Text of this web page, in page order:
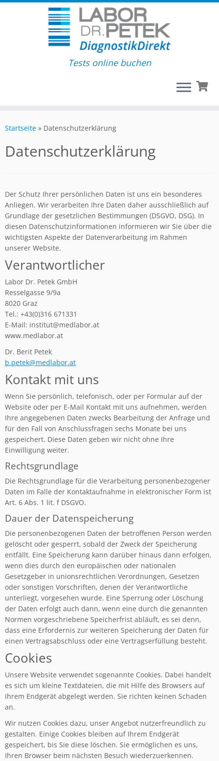
Tests online buchen
Startseite » Datenschutzerklärung
Datenschutzerklärung
Der Schutz Ihrer persönlichen Daten ist uns ein besonderes
Anliegen. Wir verarbeiten Ihre Daten daher ausschließlich auf
Grundlage der gesetzlichen Bestimmungen (DSGVO, DSG). In
diesen Datenschutzinformationen informieren wir Sie über die
wichtigsten Aspekte der Datenverarbeitung im Rahmen
unserer Website.
Verantwortlicher
Labor Dr. Petek GmbH
Resselgasse 9/9a
8020 Graz
Tel.: +43(0)316 671331
E-Mail: institut@medlabor.at
www.medlabor.at
Dr. Berit Petek
b.petek@medlabor.at
Kontakt mit uns
Wenn Sie persönlich, telefonisch, oder per Formular auf der
Website oder per E-Mail Kontakt mit uns aufnehmen, werden
Ihre angegebenen Daten zwecks Bearbeitung der Anfrage und
für den Fall von Anschlussfragen sechs Monate bei uns
gespeichert. Diese Daten geben wir nicht ohne Ihre
Einwilligung weiter.
Rechtsgrundlage
Die Rechtsgrundlage für die Verarbeitung personenbezogener
Daten im Falle der Kontaktaufnahme in elektronischer Form ist
Art. 6 Abs. 1 lit. f DSGVO.
Dauer der Datenspeicherung
Die personenbezogenen Daten der betroffenen Person werden
gelöscht oder gesperrt, sobald der Zweck der Speicherung
entfällt. Eine Speicherung kann darüber hinaus dann erfolgen,
wenn dies durch den europäischen oder nationalen
Gesetzgeber in unionsrechtlichen Verordnungen, Gesetzen
oder sonstigen Vorschriften, denen der Verantwortliche
unterliegt, vorgesehen wurde. Eine Sperrung oder Löschung
der Daten erfolgt auch dann, wenn eine durch die genannten
Normen vorgeschriebene Speicherfrist abläuft, es sei denn,
dass eine Erfordernis zur weiteren Speicherung der Daten für
einen Vertragsabschluss oder eine Vertragserfüllung besteht.
Cookies
Unsere Website verwendet sogenannte Cookies. Dabei handelt
es sich um kleine Textdateien, die mit Hilfe des Browsers auf
Ihrem Endgerät abgelegt werden. Sie richten keinen Schaden
an.
Wir nutzen Cookies dazu, unser Angebot nutzerfreundlich zu
gestalten. Einige Cookies bleiben auf Ihrem Endgerät
gespeichert, bis Sie diese löschen. Sie ermöglichen es uns,
Ihren Browser beim nächsten Besuch wiederzuerkennen.